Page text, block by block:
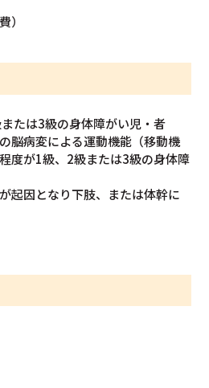
）
たは3級の身体障がい児・者
脳病変による運動機能（移動機
度が1級、2級または3級の身体障
起因となり下肢、または体幹に